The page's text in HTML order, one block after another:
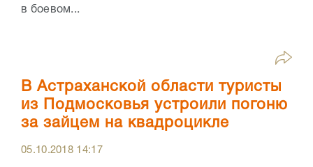
в боевом...
В Астраханской области туристы
из Подмосковья устроили погоню
за зайцем на квадроцикле
05.10.2018 14:17